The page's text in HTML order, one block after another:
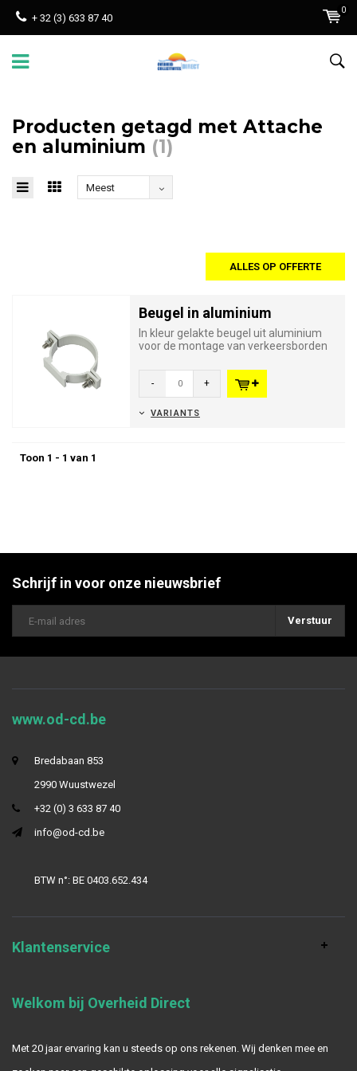
+ 32 (3) 633 87 40
0
Producten getagd met Attache
en aluminium (1)
Meest
ALLES OP OFFERTE
Beugel in aluminium
In kleur gelakte beugel uit aluminium
voor de montage van verkeersborden
- +
VARIANTS
Toon 1 - 1 van 1
Schrijf in voor onze nieuwsbrief
Verstuur
www.od-cd.be
Bredabaan 853
2990 Wuustwezel
+32 (0) 3 633 87 40
info@od-cd.be
BTW n°: BE 0403.652.434
Klantenservice
Welkom bij Overheid Direct
Met 20 jaar ervaring kan u steeds op ons rekenen. Wij denken mee en